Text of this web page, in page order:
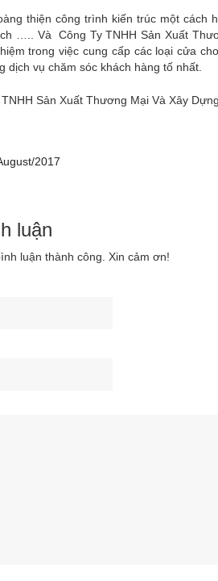
thiện công trình kiến trúc một cách
….. Và Công Ty TNHH Sản Xuất
trong việc cung cấp các loại cửa
dịch vụ chăm sóc khách hàng tố nhất.
Sản Xuất Thương Mại Và Xây
2017
luận
luận thành công. Xin cảm ơn!